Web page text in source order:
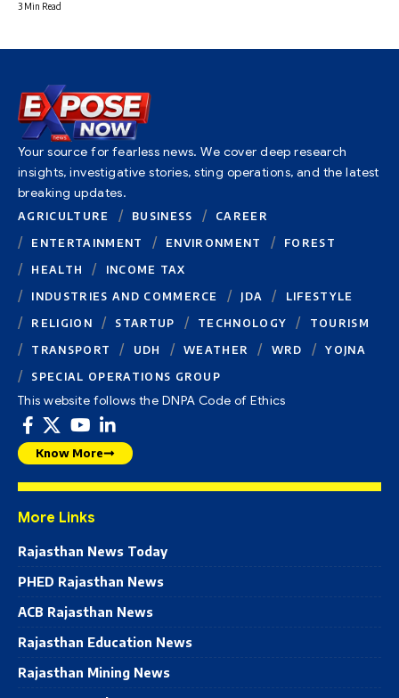
3 Min Read
Your source for fearless news. We cover deep research
insights, investigative stories, sting operations, and the latest
breaking updates.
AGRICULTURE BUSINESS
CAREER
ENTERTAINMENT
ENVIRONMENT
FOREST
HEALTH
INCOME TAX
INDUSTRIES AND COMMERCE
JDA
LIFESTYLE
RELIGION
STARTUP TECHNOLOGY
TOURISM
TRANSPORT
UDH WEATHER WRD
YOJNA
SPECIAL OPERATIONS GROUP
This website follows the DNPA Code of Ethics
Know More
More Links
Rajasthan News Today
PHED Rajasthan News
ACB Rajasthan News
Rajasthan Education News
Rajasthan Mining News